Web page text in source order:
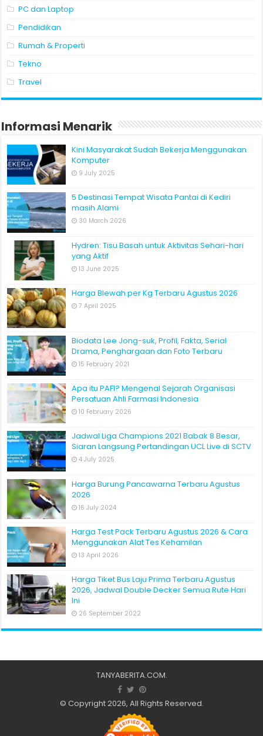
PC dan Laptop
Pendidikan
Rumah & Properti
Tekno
Travel
Informasi Menarik
Kini Masyarakat Sudah Bekerja Menggunakan
Komputer
9 July 2025
5 Destinasi Tempat Wisata Pantai di Kediri
masih Alami
30 March 2026
Hydren: Tisu Basah untuk Aktivitas Sehari-hari
yang Aktif
13 June 2025
Harga Blewah per Kg Terbaru Agustus 2026
7 April 2025
Biodata Lee Jong-suk, Profil, Fakta, Serial
Drama, Penghargaan dan Foto Terbaru
15 February 2021
Apa itu PAFI? Mengenal Sejarah Organisasi
Persatuan Ahli Farmasi Indonesia
10 February 2026
Jadwal Liga Champions 2021 Babak 8 Besar,
Siaran Langsung Pertandingan UCL Live di SCTV
4 July 2025
Harga Burung Pancawarna Terbaru Agustus
2026
16 July 2024
Harga Test Pack Terbaru Agustus 2026 & Cara
Menggunakan Alat Tes Kehamilan
13 April 2026
Harga Tiket Bus Laju Prima Terbaru Agustus
2026, Jadwal Double Decker Semua Rute Hari
Ini
26 September 2022
TANYABERITA.COM.
© Copyright 2026, All Rights Reserved.